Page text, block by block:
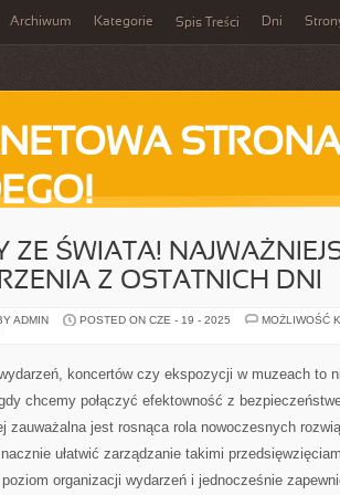
Archiwum Kategorie Spis Treści Dni
ZE ŚWIATA!
Z OSTATNICH DNI
ADMIN POSTED ON CZE - 19 - 2025
MOŻLIWOŚĆ
koncertów czy ekspozycji w muzeach to
chcemy połączyć efektowność z
zauważalna jest rosnąca rola nowoczesnych
ułatwić zarządzanie takimi
organizacji wydarzeń i jednocześnie